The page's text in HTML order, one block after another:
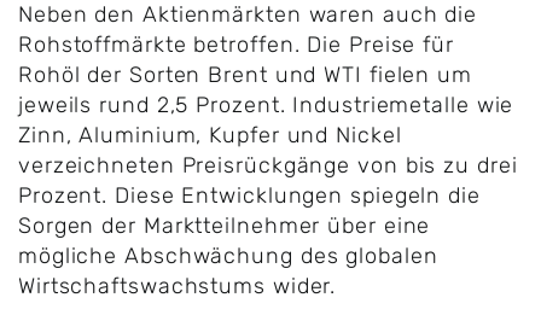
Neben den Aktienmärkten waren auch die
Rohstoffmärkte betroffen. Die Preise für
Rohöl der Sorten Brent und WTI fielen um
jeweils rund 2,5 Prozent. Industriemetalle wie
Zinn, Aluminium, Kupfer und Nickel
verzeichneten Preisrückgänge von bis zu drei
Prozent. Diese Entwicklungen spiegeln die
Sorgen der Marktteilnehmer über eine
mögliche Abschwächung des globalen
Wirtschaftswachstums wider.